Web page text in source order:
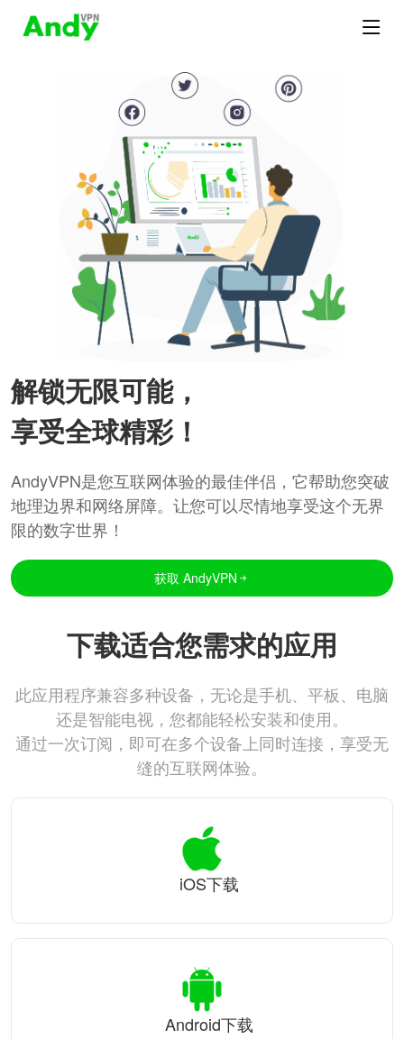
解锁无限可能，
享受全球精彩！
AndyVPN是您互联网体验的最佳伴侣，它帮助您突破
地理边界和网络屏障。让您可以尽情地享受这个无界
限的数字世界！
获取 AndyVPN
下载适合您需求的应用
此应用程序兼容多种设备，无论是手机、平板、电脑
还是智能电视，您都能轻松安装和使用。
通过一次订阅，即可在多个设备上同时连接，享受无
缝的互联网体验。
iOS下载
Android下载